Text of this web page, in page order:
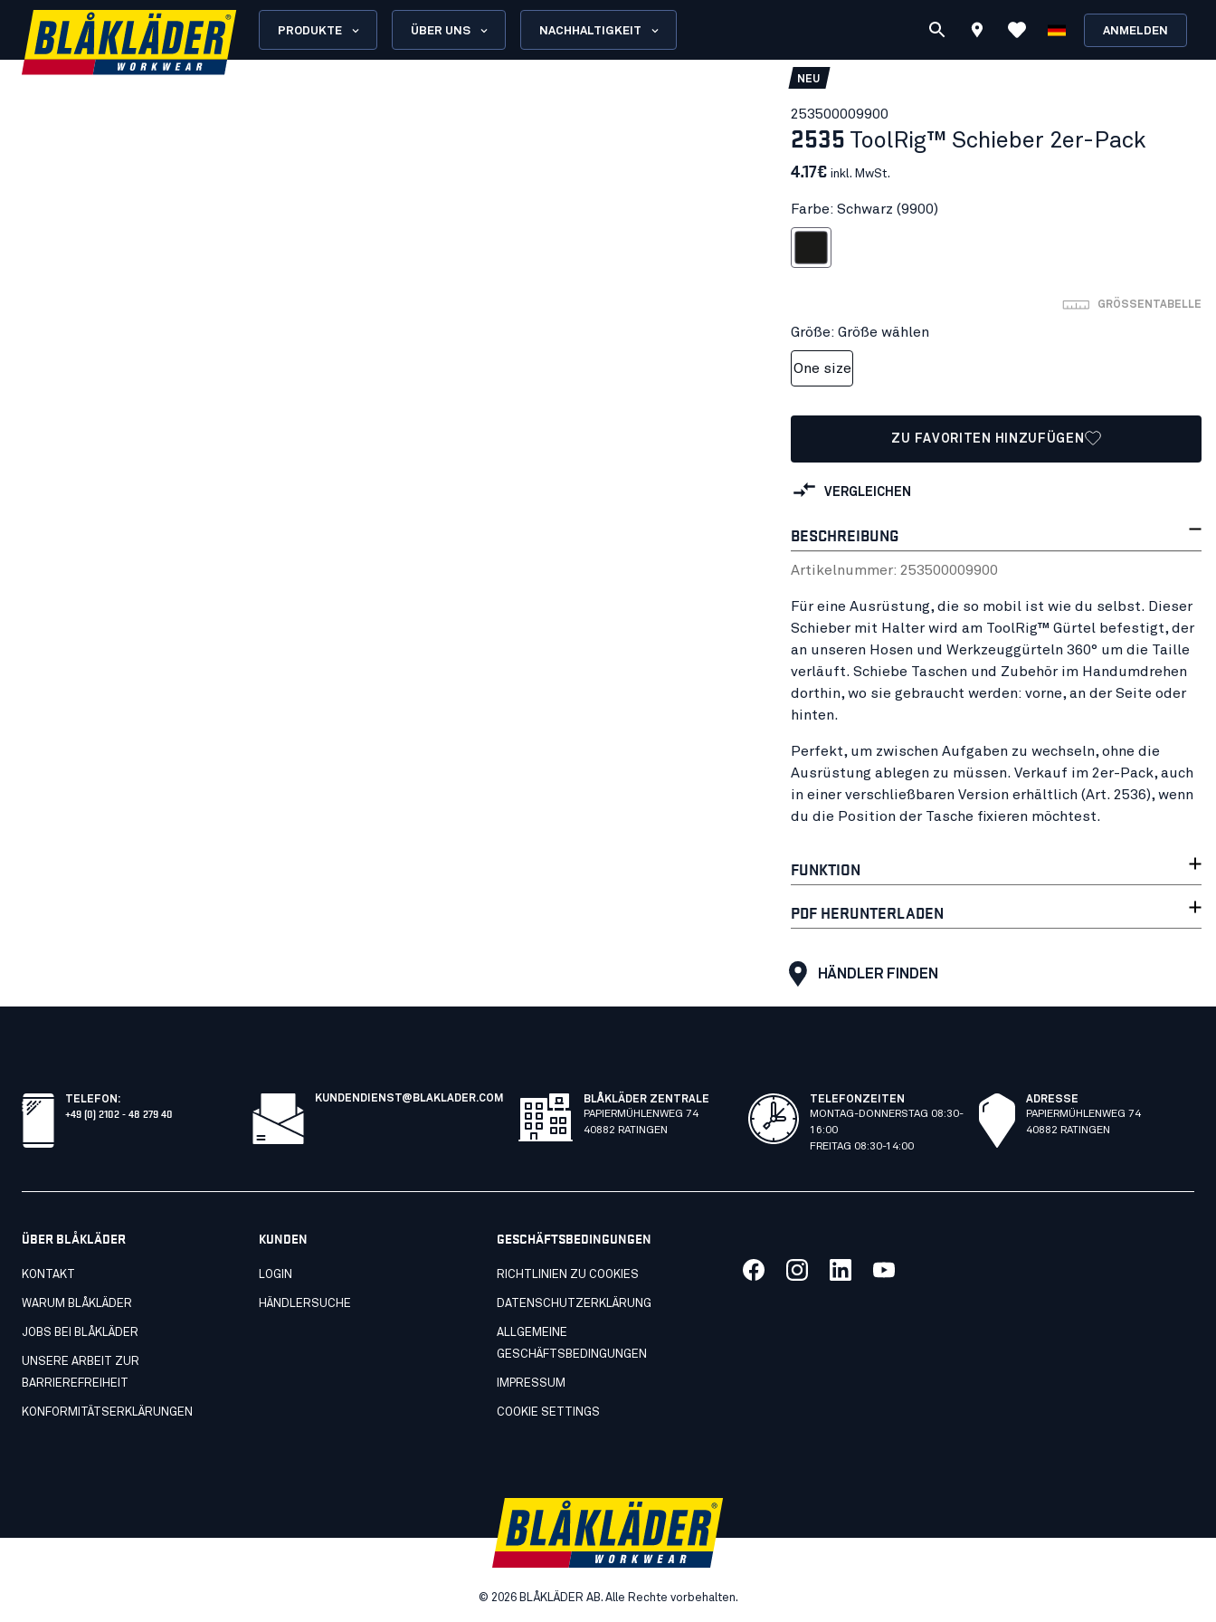
PRODUKTE ÜBER UNS NACHHALTIGKEIT ANMELDEN
NEU
253500009900
2535 ToolRig™ Schieber 2er-Pack
4.17€ inkl. MwSt.
Farbe: Schwarz (9900)
GRÖSSENTABELLE
Größe: Größe wählen
One size
ZU FAVORITEN HINZUFÜGEN
VERGLEICHEN
BESCHREIBUNG
Artikelnummer: 253500009900
Für eine Ausrüstung, die so mobil ist wie du selbst. Dieser
Schieber mit Halter wird am ToolRig™ Gürtel befestigt, der
an unseren Hosen und Werkzeuggürteln 360° um die Taille
verläuft. Schiebe Taschen und Zubehör im Handumdrehen
dorthin, wo sie gebraucht werden: vorne, an der Seite oder
hinten.
Perfekt, um zwischen Aufgaben zu wechseln, ohne die
Ausrüstung ablegen zu müssen. Verkauf im 2er-Pack, auch
in einer verschließbaren Version erhältlich (Art. 2536), wenn
du die Position der Tasche fixieren möchtest.
FUNKTION
PDF HERUNTERLADEN
HÄNDLER FINDEN
TELEFON :
+49 (0) 2102 - 48 279 40
KUNDENDIENST@BLAKLADER.COM
BLÅKLÄDER ZENTRALE
PAPIERMÜHLENWEG 74
40882 RATINGEN
TELEFONZEITEN
MONTAG-DONNERSTAG 08:30-
16:00
FREITAG 08:30-14:00
ADRESSE
PAPIERMÜHLENWEG 74
40882 RATINGEN
ÜBER BLÅKLÄDER
KONTAKT
WARUM BLÅKLÄDER
JOBS BEI BLÅKLÄDER
UNSERE ARBEIT ZUR
BARRIEREFREIHEIT
KONFORMITÄTSERKLÄRUNGEN
KUNDEN
LOGIN
HÄNDLERSUCHE
GESCHÄFTSBEDINGUNGEN
RICHTLINIEN ZU COOKIES
DATENSCHUTZERKLÄRUNG
ALLGEMEINE
GESCHÄFTSBEDINGUNGEN
IMPRESSUM
COOKIE SETTINGS
© 2026 BLÅKLÄDER AB. Alle Rechte vorbehalten.